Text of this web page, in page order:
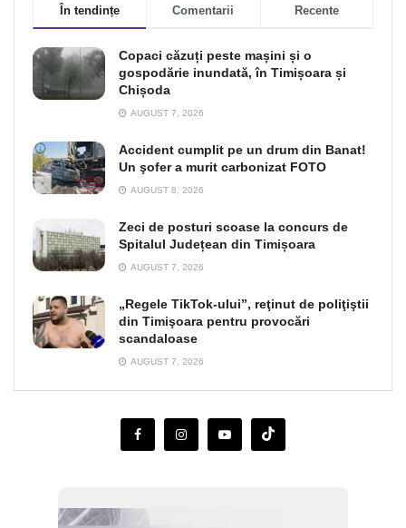
În tendințe Comentarii Recente
Copaci căzuți peste mașini și o
gospodărie inundată, în Timișoara și
Chișoda
AUGUST 7, 2026
Accident cumplit pe un drum din Banat!
Un şofer a murit carbonizat FOTO
AUGUST 8, 2026
Zeci de posturi scoase la concurs de
Spitalul Județean din Timișoara
AUGUST 7, 2026
„Regele TikTok-ului”, reţinut de poliţiştii
din Timişoara pentru provocări
scandaloase
AUGUST 7, 2026